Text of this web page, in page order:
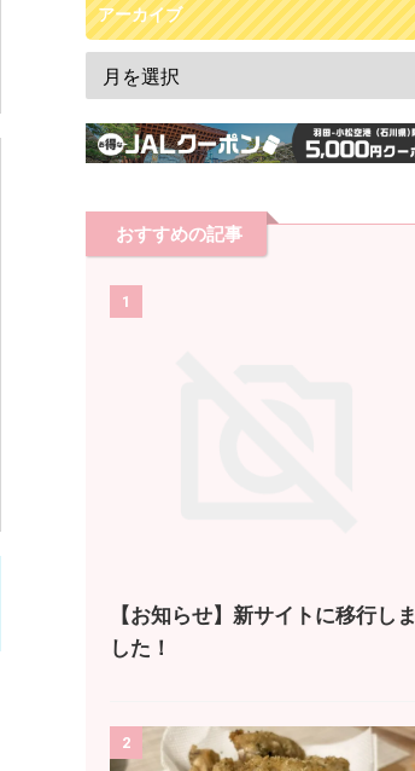
アーカイブ
おすすめの記事
1
【お知らせ】新サイトに移行しま
した！
2